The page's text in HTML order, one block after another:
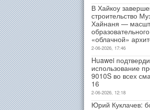
В Хайкоу
строительство
Хайнаня —
«облачной»
2-06-2026, 17:46
Huawei
использование
9010S во всех
16
2-06-2026, 12:18
Юрий Куклачев: